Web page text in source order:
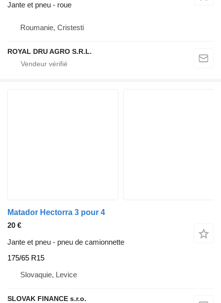
Jante et pneu - roue
Roumanie, Cristesti
ROYAL DRU AGRO S.R.L.
Matador Hectorra 3 pour 4
20 €
Jante et pneu - pneu de camionnette
175/65 R15
Slovaquie, Levice
SLOVAK FINANCE s.r.o.